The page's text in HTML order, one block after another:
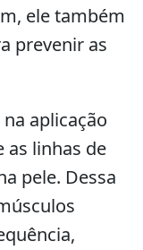
ele também
prevenir as
aplicação
as linhas de
pele. Dessa